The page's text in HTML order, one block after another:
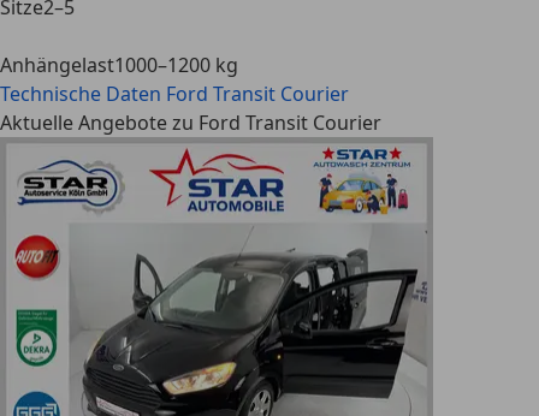
Sitze2–5
Anhängelast1000–1200 kg
Technische Daten Ford Transit Courier
Aktuelle Angebote zu Ford Transit Courier